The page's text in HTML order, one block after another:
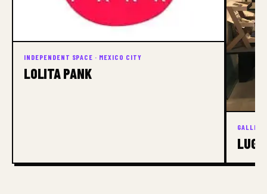
INDEPENDENT SPACE · MEXICO CITY
LOLITA PANK